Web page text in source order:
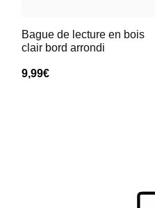
Bague de lecture en bois
clair bord arrondi
9,99€